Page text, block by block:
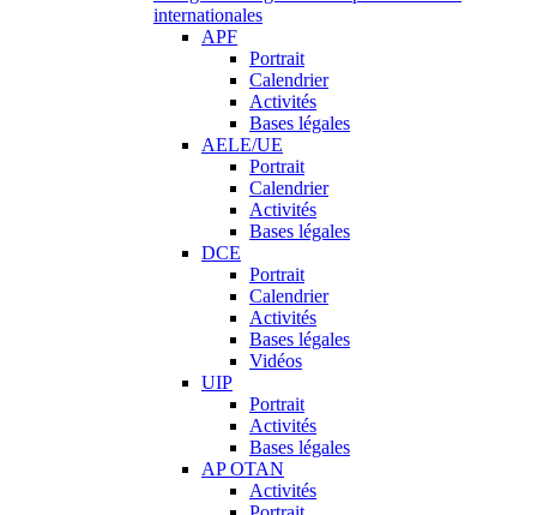
internationales
APF
Portrait
Calendrier
Activités
Bases légales
AELE/UE
Portrait
Calendrier
Activités
Bases légales
DCE
Portrait
Calendrier
Activités
Bases légales
Vidéos
UIP
Portrait
Activités
Bases légales
AP OTAN
Activités